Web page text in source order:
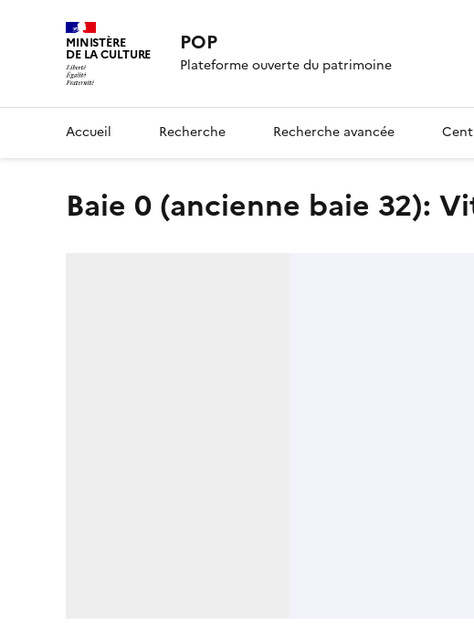
MINISTÈRE
DE LA CULTURE POP
Plateforme ouverte du patrimoine
Accueil Recherche Recherche avancée
Baie 0 (ancienne baie 32):